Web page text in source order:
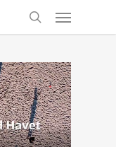
search
Menu